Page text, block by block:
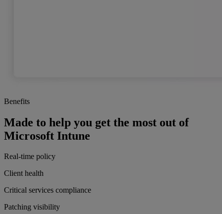
Benefits
Made to help you get the most out of
Microsoft Intune
Real-time policy
Client health
Critical services compliance
Patching visibility